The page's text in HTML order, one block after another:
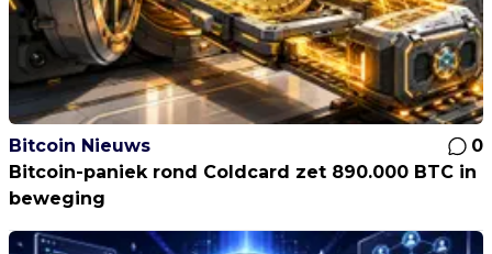
Bitcoin Nieuws
0
Bitcoin-paniek rond Coldcard zet 890.000 BTC in
beweging